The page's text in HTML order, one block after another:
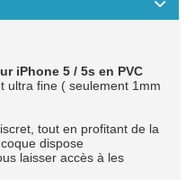
iPhone 5 / 5s en PVC
ultra fine ( seulement 1mm
tout en profitant de la
coque dispose
laisser accès à les